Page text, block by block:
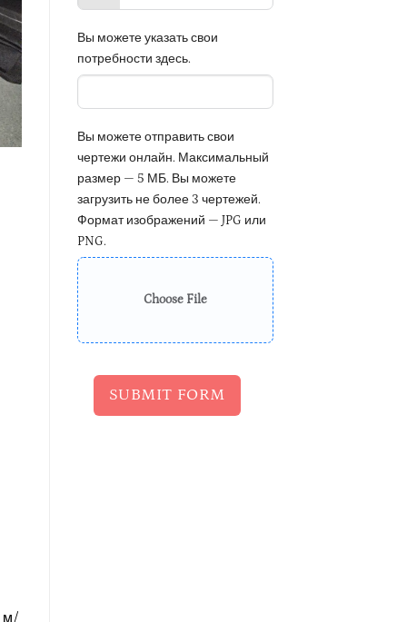
м/
Вы можете указать свои
потребности здесь.
Вы можете отправить свои
чертежи онлайн. Максимальный
размер — 5 МБ. Вы можете
загрузить не более 3 чертежей.
Формат изображений — JPG или
PNG.
Choose File
SUBMIT FORM